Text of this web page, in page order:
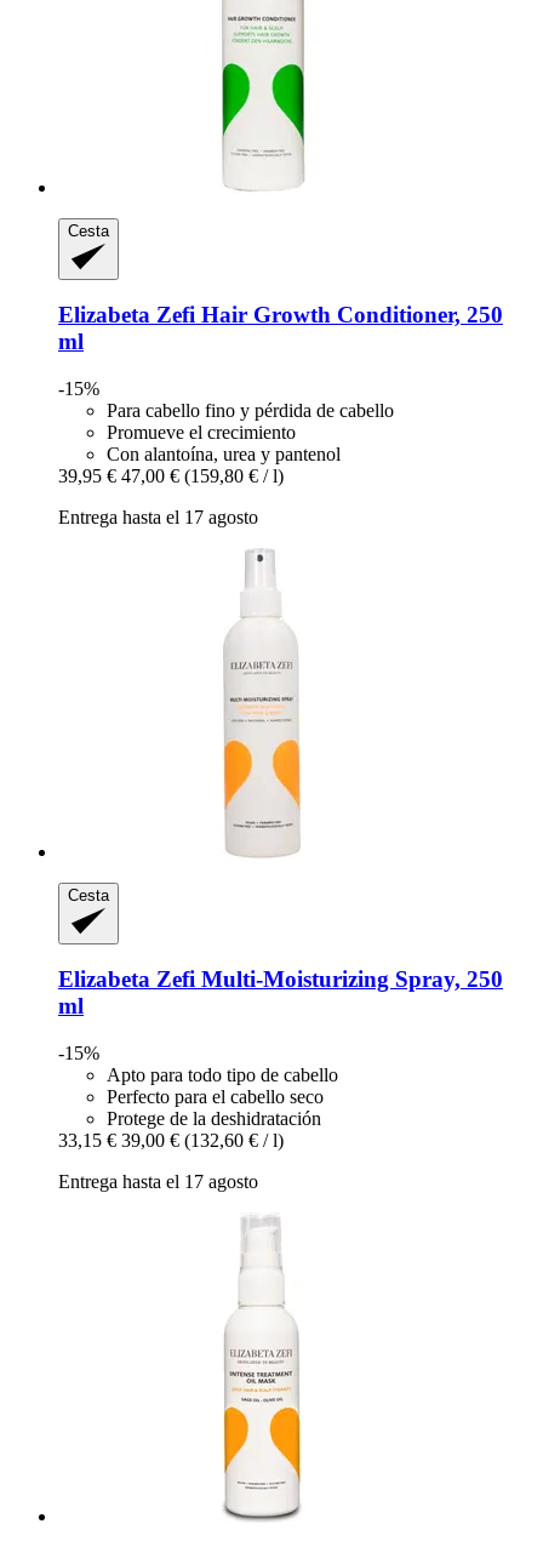
Cesta
Elizabeta Zefi Hair Growth Conditioner, 250
ml
-15%
Para cabello fino y pérdida de cabello
Promueve el crecimiento
Con alantoína, urea y pantenol
39,95 € 47,00 € (159,80 € / l)
Entrega hasta el 17 agosto
Cesta
Elizabeta Zefi Multi-​Moisturizing Spray, 250
ml
-15%
Apto para todo tipo de cabello
Perfecto para el cabello seco
Protege de la deshidratación
33,15 € 39,00 € (132,60 € / l)
Entrega hasta el 17 agosto